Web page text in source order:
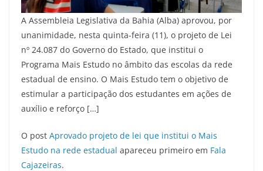
A Assembleia Legislativa da Bahia (Alba) aprovou, por
unanimidade, nesta quinta-feira (11), o projeto de Lei
nº 24.087 do Governo do Estado, que institui o
Programa Mais Estudo no âmbito das escolas da rede
estadual de ensino. O Mais Estudo tem o objetivo de
estimular a participação dos estudantes em ações de
auxílio e reforço […]
O post Aprovado projeto de lei que institui o Mais
Estudo na rede estadual apareceu primeiro em Fala
Cajazeiras.